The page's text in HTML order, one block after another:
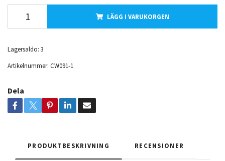
LÄGG I VARUKORGEN
Lagersaldo: 3
Artikelnummer: CW091-1
Dela
PRODUKTBESKRIVNING RECENSIONER